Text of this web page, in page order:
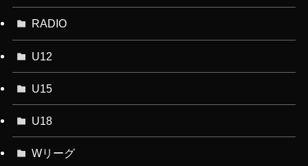
RADIO
U12
U15
U18
Wリーグ